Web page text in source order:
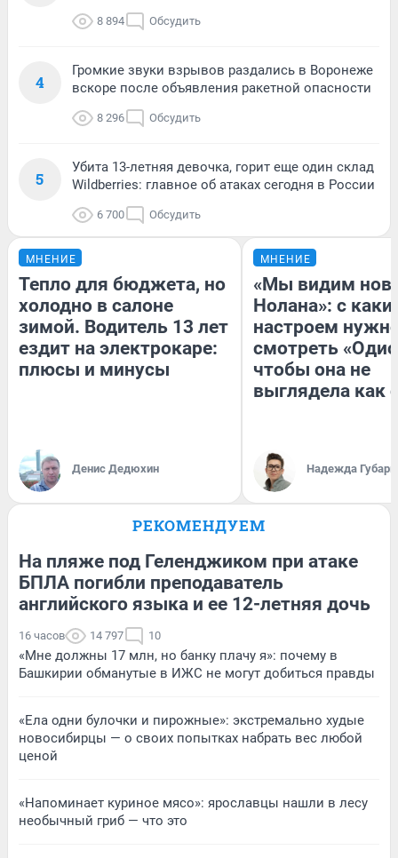
8 894 Обсудить
4
Громкие звуки взрывов раздались в Воронеже
вскоре после объявления ракетной опасности
8 296 Обсудить
5
Убита 13-летняя девочка, горит еще один склад
Wildberries: главное об атаках сегодня в России
6 700 Обсудить
МНЕНИЕ
Тепло для бюджета, но
холодно в салоне
зимой. Водитель 13 лет
ездит на электрокаре:
плюсы и минусы
Денис Дедюхин
МНЕНИЕ
«Мы видим
Нолана»: с
настроем
смотреть
чтобы она не
выглядела как
Надежда Губарь
РЕКОМЕНДУЕМ
На пляже под Геленджиком при атаке
БПЛА погибли преподаватель
английского языка и ее 12-летняя дочь
16 часов 14 797 10
«Мне должны 17 млн, но банку плачу я»: почему в
Башкирии обманутые в ИЖС не могут добиться правды
«Ела одни булочки и пирожные»: экстремально худые
новосибирцы — о своих попытках набрать вес любой
ценой
«Напоминает куриное мясо»: ярославцы нашли в лесу
необычный гриб — что это